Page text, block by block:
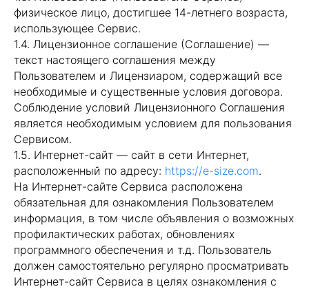
физическое лицо, достигшее 14-летнего возраста,
использующее Сервис.
1.4. Лицензионное соглашение (Соглашение) —
текст настоящего соглашения между
Пользователем и Лицензиаром, содержащий все
необходимые и существенные условия договора.
Соблюдение условий Лицензионного Соглашения
является необходимым условием для пользования
Сервисом.
1.5. Интернет-сайт — сайт в сети Интернет,
расположенный по адресу: https://e-size.com.
На Интернет-сайте Сервиса расположена
обязательная для ознакомления Пользователем
информация, в том числе объявления о возможных
профилактических работах, обновлениях
программного обеспечения и т.д. Пользователь
должен самостоятельно регулярно просматривать
Интернет-сайт Сервиса в целях ознакомления с